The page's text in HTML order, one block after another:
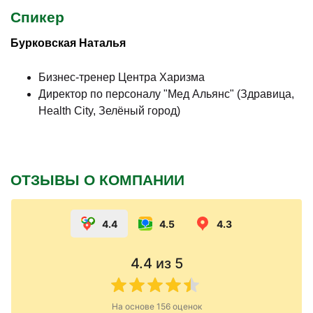
Спикер
Бурковская Наталья
Бизнес-тренер Центра Харизма
Директор по персоналу "Мед Альянс" (Здравица,
Health City, Зелёный город)
ОТЗЫВЫ О КОМПАНИИ
4.4 4.5 4.3
4.4 из 5
На основе 156оценок